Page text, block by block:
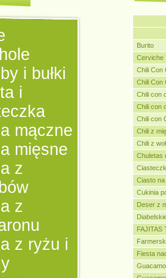
i bułki
i
mączne
mięsne
z
z
z ryżu i
Burito
Cerviche
Chili Con
Chili Con
Chili con
Chili con
Chili con
Chili z
Chili z
Chuletas
Ciasto na
Cukinia
Deser z
FAJITAS
Fiesta